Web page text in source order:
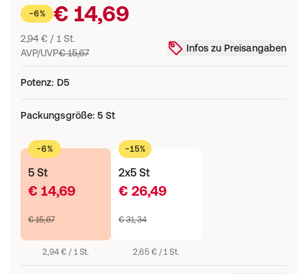
-6% € 14,69
2,94 € / 1 St.
AVP/UVP€ 15,67 Infos zu Preisangaben
Potenz: D5
Packungsgröße:5 St
-6%
5 St
€ 14,69
€ 15,67
2,94 € / 1 St.
-15%
2x5 St
€ 26,49
€ 31,34
2,65 € / 1 St.